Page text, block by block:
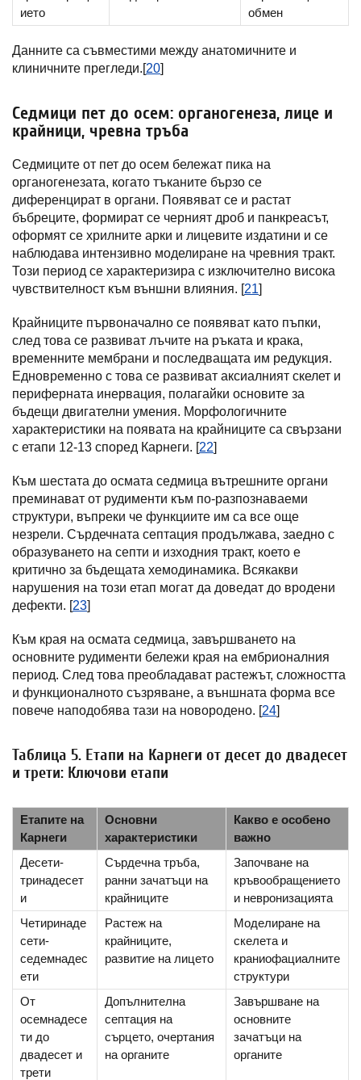
ието
обмен
Данните са съвместими между анатомичните и
клиничните прегледи.[20]
Седмици пет до осем: органогенеза, лице и
крайници, чревна тръба
Седмиците от пет до осем бележат пика на
органогенезата, когато тъканите бързо се
диференцират в органи. Появяват се и растат
бъбреците, формират се черният дроб и панкреасът,
оформят се хрилните арки и лицевите издатини и се
наблюдава интензивно моделиране на чревния тракт.
Този период се характеризира с изключително висока
чувствителност към външни влияния. [21]
Крайниците първоначално се появяват като пъпки,
след това се развиват лъчите на ръката и крака,
временните мембрани и последващата им редукция.
Едновременно с това се развиват аксиалният скелет и
периферната инервация, полагайки основите за
бъдещи двигателни умения. Морфологичните
характеристики на появата на крайниците са свързани
с етапи 12-13 според Карнеги. [22]
Към шестата до осмата седмица вътрешните органи
преминават от рудименти към по-разпознаваеми
структури, въпреки че функциите им са все още
незрели. Сърдечната септация продължава, заедно с
образуването на септи и изходния тракт, което е
критично за бъдещата хемодинамика. Всякакви
нарушения на този етап могат да доведат до вродени
дефекти. [23]
Към края на осмата седмица, завършването на
основните рудименти бележи края на ембрионалния
период. След това преобладават растежът, сложността
и функционалното съзряване, а външната форма все
повече наподобява тази на новородено. [24]
Таблица 5. Етапи на Карнеги от десет до двадесет
и трети: Ключови етапи
Етапите на
Карнеги
Основни
характеристики
Какво е особено
важно
Десети-
тринадесет
и
Сърдечна тръба,
ранни зачатъци на
крайниците
Започване на
кръвообращението
и невронизацията
Четиринаде
сети-
седемнадес
ети
Растеж на
крайниците,
развитие на лицето
Моделиране на
скелета и
краниофациалните
структури
От
осемнадесе
ти до
двадесет и
трети
Допълнителна
септация на
сърцето, очертания
на органите
Завършване на
основните
зачатъци на
органите